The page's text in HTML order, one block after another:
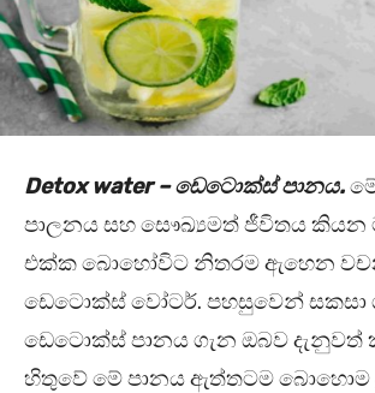
Detox water – ඩෙටොක්ස් පානය.
පාලනය සහ සෞඛ්‍යමත් ජීවිතය කියන
එක්ක බොහෝවිට නිතරම ඇහෙන
ඩෙටොක්ස් වෝටර්. පහසුවෙන්
ඩෙටොක්ස් පානය ගැන ඔබව
හිතුවේ මේ පානය ඇත්තටම බොහොම